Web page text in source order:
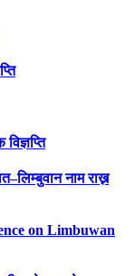
नाम राख्न
on Limbuwan